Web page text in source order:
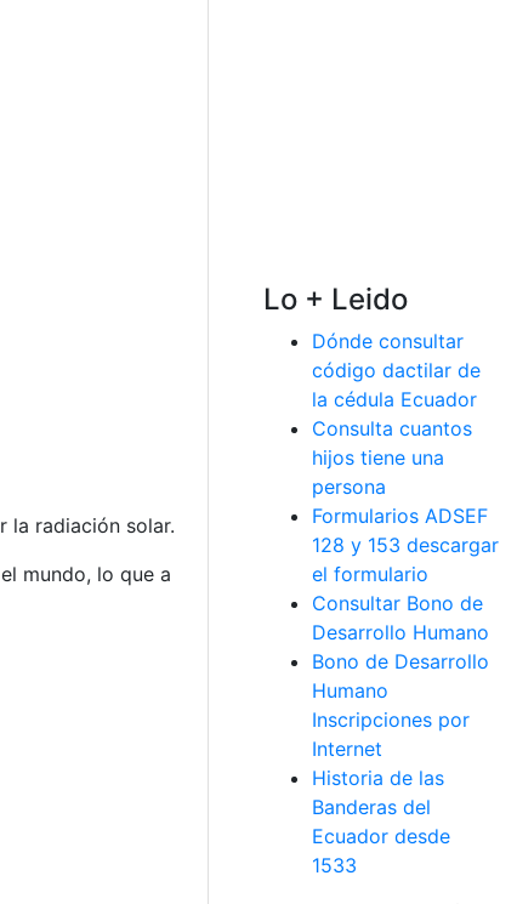
la radiación solar.
mundo, lo que a
Lo + Leido
Dónde consultar
código dactilar de
la cédula Ecuador
Consulta cuantos
hijos tiene una
persona
Formularios ADSEF
128 y 153 descargar
el formulario
Consultar Bono de
Desarrollo Humano
Bono de Desarrollo
Humano
Inscripciones por
Internet
Historia de las
Banderas del
Ecuador desde
1533